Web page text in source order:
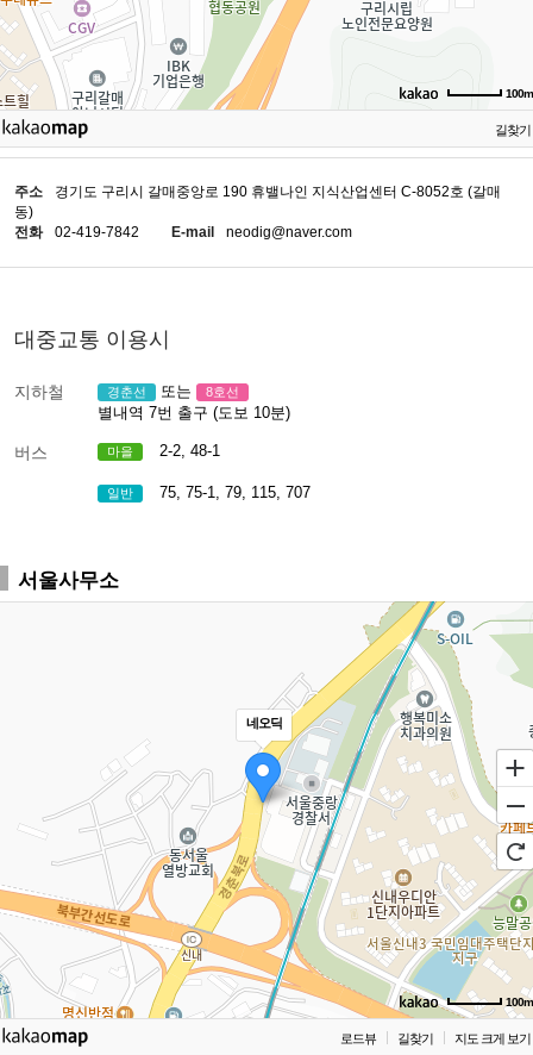
100m
길찾기
주소
경기도 구리시 갈매중앙로 190 휴밸나인 지식산업센터 C-8052호 (갈매
동)
전화
02-419-7842 E-mail neodig@naver.com
대중교통 이용시
지하철 경춘선 또는 8호선
별내역 7번 출구 (도보 10분)
버스 마을 2-2, 48-1
일반 75, 75-1, 79, 115, 707
서울사무소
네오딕
100m
로드뷰 길찾기 지도 크게 보기